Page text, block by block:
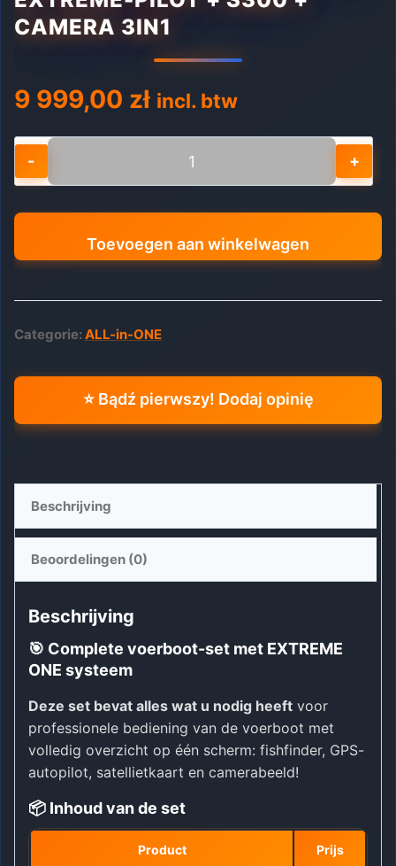
CAMERA 3IN1
9 999,00 zł incl. btw
Skydroid
+
+
+
3in1
Toevoegen aan winkelwagen
Categorie:ALL-in-ONE
⭐ Bądź pierwszy! Dodaj opinię
Beschrijving
Beoordelingen (0)
Beschrijving
🎯 Complete voerboot-set met EXTREME
ONE systeem
Deze set bevat alles wat u nodig heeft voor
professionele bediening van de voerboot met
volledig overzicht op één scherm: fishfinder, GPS-
autopilot, satellietkaart en camerabeeld!
📦 Inhoud van de set
Product Prijs